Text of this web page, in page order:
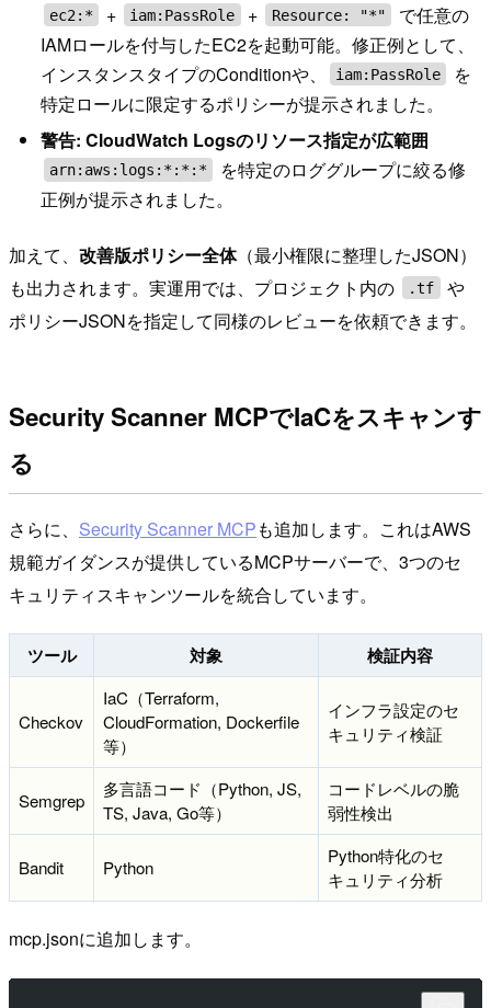
ec2:* + iam:PassRole + Resource: "*"
で任意の
IAMロールを付与したEC2を起動可能。修正例として、
インスタンスタイプのConditionや、
iam:PassRole
を
特定ロールに限定するポリシーが提示されました。
警告: CloudWatch Logsのリソース指定が広範囲
arn:aws:logs:*:*:*
を特定のロググループに絞る修
正例が提示されました。
加えて、 改善版ポリシー全体（最小権限に整理したJSON）
も出力されます。実運用では、プロジェクト内の
.tf
や
ポリシーJSONを指定して同様のレビューを依頼できます。
Security Scanner MCPでIaCをスキャンす
る
さらに、 Security Scanner MCPも追加します。これはAWS
規範ガイダンスが提供しているMCPサーバーで、3つのセ
キュリティスキャンツールを統合しています。
ツール 対象 検証内容
Checkov
IaC（Terraform,
CloudFormation, Dockerfile
等）
インフラ設定のセ
キュリティ検証
Semgrep
多言語コード（Python, JS,
TS, Java, Go等）
コードレベルの脆
弱性検出
Bandit Python
Python特化のセ
キュリティ分析
mcp.jsonに追加します。